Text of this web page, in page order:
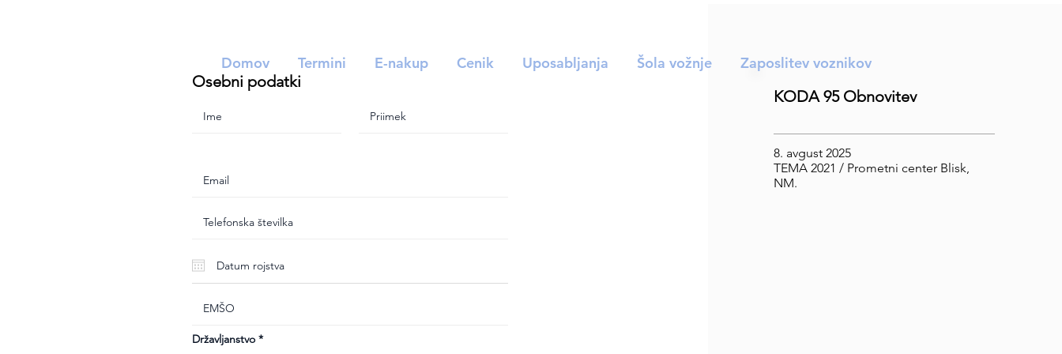
Osebni podatki
Državljanstvo
KODA 95 Obnovitev
8. avgust 2025
TEMA 2021 / Prometni center Blisk,
NM.
Domov Termini E-nakup Cenik Uposabljanja Šola vožnje Zaposlitev voznikov